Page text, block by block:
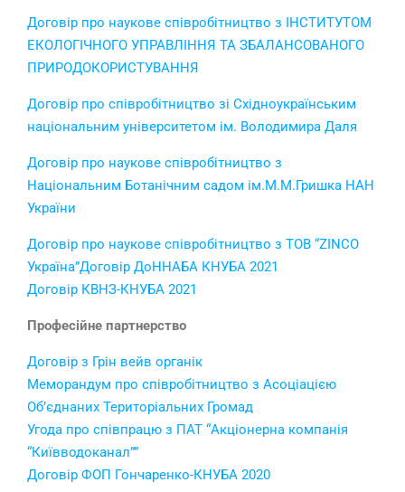
Договір про наукове співробітництво з ІНСТИТУТОМ
ЕКОЛОГІЧНОГО УПРАВЛІННЯ ТА ЗБАЛАНСОВАНОГО
ПРИРОДОКОРИСТУВАННЯ
Договір про співробітництво зі Східноукраїнським
національним університетом ім. Володимира Даля
Договір про наукове співробітництво з
Національним Ботанічним садом ім.М.М.Гришка НАН
України
Договір про наукове співробітництво з ТОВ “ZINCO
Україна”Договір ДоННАБА КНУБА 2021
Договір КВНЗ-КНУБА 2021
Професійне партнерство
Договір з Грін вейв органік
Меморандум про співробітництво з Асоціацією
Об’єднаних Територіальних Громад
Угода про співпрацю з ПАТ “Акціонерна компанія
“Київводоканал””
Договір ФОП Гончаренко-КНУБА 2020